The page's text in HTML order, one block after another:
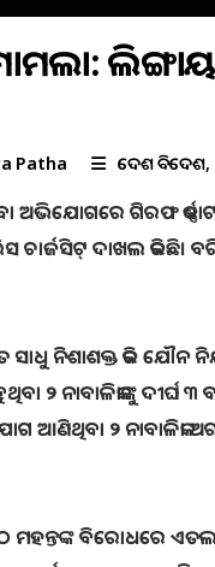
ମାମଲା:
Patha ଦେଶ ବିଦେଶ
ଅଭିଯୋଗରେ ଗିରଫ
ଦାଖଲ କରିଛି।
ନିଶାଶକ୍ତ ‌କରି ଯୌନ
୨ ନାବାଳିକାଙ୍କୁ ଦୀର୍ଘ
ଆଣିଥିବା ୨
ମହନ୍ତଙ୍କ ବିରୋଧରେ